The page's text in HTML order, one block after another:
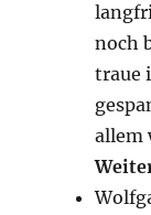
noch
traue
allem